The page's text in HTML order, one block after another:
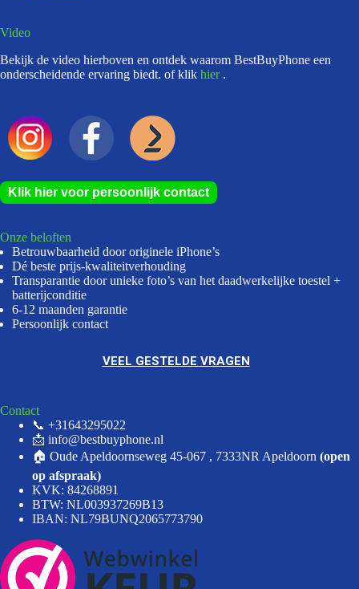
Video
Bekijk de video hierboven en ontdek waarom BestBuyPhone een
onderscheidende ervaring biedt. of klik hier .
Klik hier voor persoonlijk contact
Onze beloften
Betrouwbaarheid door originele iPhone’s
Dé beste prijs-kwaliteitverhouding
Transparantie door unieke foto’s van het daadwerkelijke toestel +
batterijconditie
6-12 maanden garantie
Persoonlijk contact
VEEL GESTELDE VRAGEN
Contact
📞 +31643295022
📩 info@bestbuyphone.nl
🏠 Oude Apeldoornseweg 45-067 , 7333NR Apeldoorn (open
op afspraak)
KVK: 84268891
BTW: NL003937269B13
IBAN: NL79BUNQ2065773790